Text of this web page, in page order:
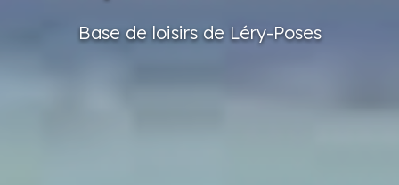
Base de loisirs de Léry-Poses